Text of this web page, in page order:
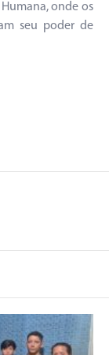
onde os
seu poder de